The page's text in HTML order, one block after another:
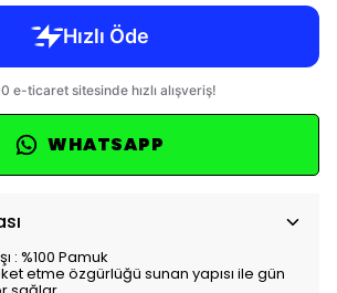
WHATSAPP
: %100 Pamuk
etme özgürlüğü sunan yapısı ile gün